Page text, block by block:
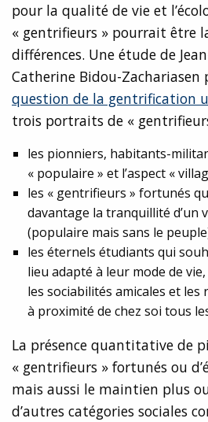
pour la qualité de vie et
« gentrifieurs » pourrait être
différences. Une étude de
Catherine Bidou-
question de la gentrification
trois portraits de «
les pionniers, habitants-
« populaire » et l’aspect «
les « gentrifieurs » fortunés
davantage la tranquillité d’un
(populaire mais sans le
les éternels étudiants qui
lieu adapté à leur mode de
les sociabilités amicales et
à proximité de chez soi tous
La présence quantitative de
« gentrifieurs » fortunés ou
mais aussi le maintien plus
d’autres catégories sociales